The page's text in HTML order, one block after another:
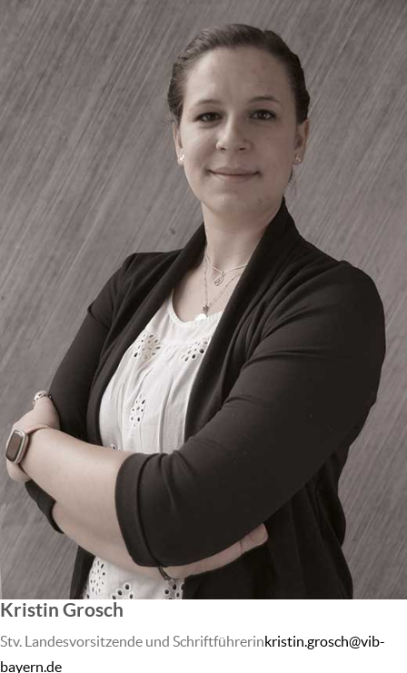
Kristin Grosch
Stv. Landesvorsitzende und Schriftführerinkristin.grosch@vib-
bayern.de